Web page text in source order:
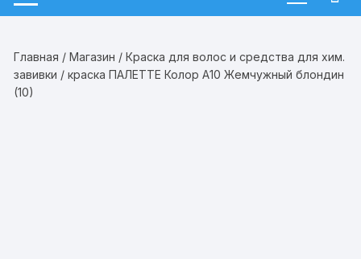
Главная /Магазин /Краска для волос и средства для хим.
завивки / краска ПАЛЕТТЕ Колор A10 Жемчужный блондин
(10)